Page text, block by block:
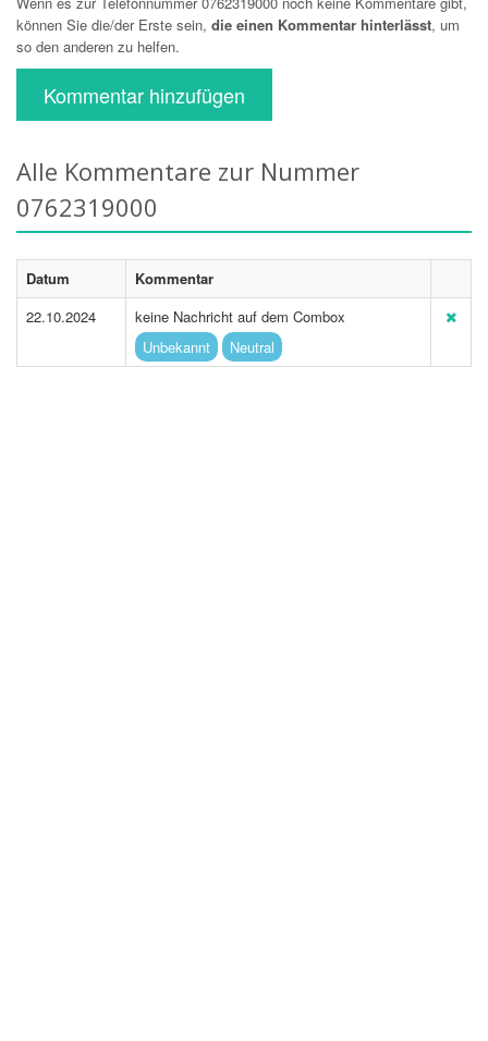
können Sie die/der Erste sein, die einen Kommentar hinterlässt, um
so den anderen zu helfen.
Kommentar hinzufügen
Alle Kommentare zur Nummer
0762319000
Datum
Kommentar
22.10.2024
keine Nachricht auf dem Combox
Unbekannt
Neutral